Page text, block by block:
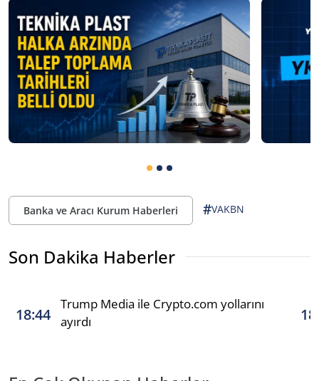
Banka ve Aracı Kurum Haberleri #VAKBN
Son Dakika Haberler
18:44
Trump Media ile Crypto.com yollarını
ayırdı